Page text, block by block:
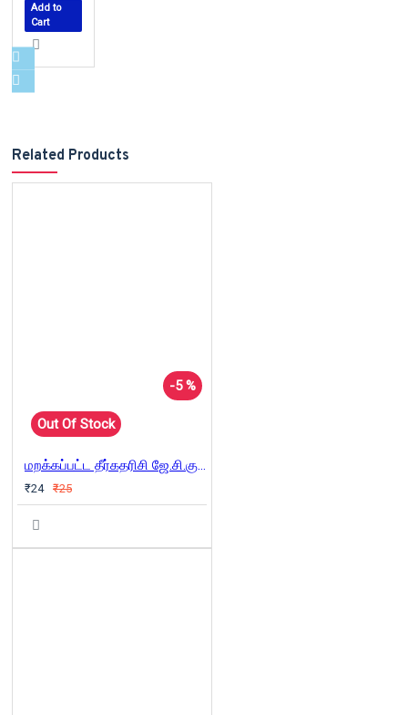
Add to
Cart
Related Products
-5 %
Out Of Stock
மறக்கப்பட்ட தீர்கதரிசி ஜே.சி.குமரப்பா
₹24 ₹25